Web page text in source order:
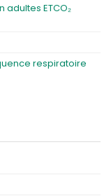
ETCO₂
respiratoire